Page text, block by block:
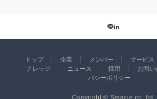
トップ 企業 メンバー サービス
ナレッジ
ニュース 採用 お問い
バシーポリシー
Copyright © Smacie co.,ltd.